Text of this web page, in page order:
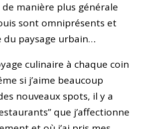
manière plus générale
sont omniprésents et
paysage urbain…
culinaire à chaque coin
si j’aime beaucoup
nouveaux spots, il y a
que j’affectionne